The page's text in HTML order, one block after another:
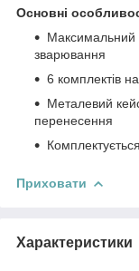
Основні
Максимальний
зварювання
6 комплектів
Металевий
перенесення
Приховати
Характеристики